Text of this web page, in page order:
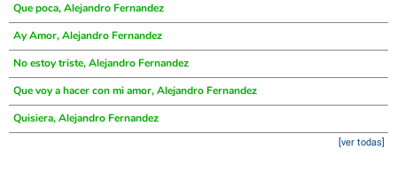
Que poca, Alejandro Fernandez
Ay Amor, Alejandro Fernandez
No estoy triste, Alejandro Fernandez
Que voy a hacer con mi amor, Alejandro Fernandez
Quisiera, Alejandro Fernandez
[ver todas]